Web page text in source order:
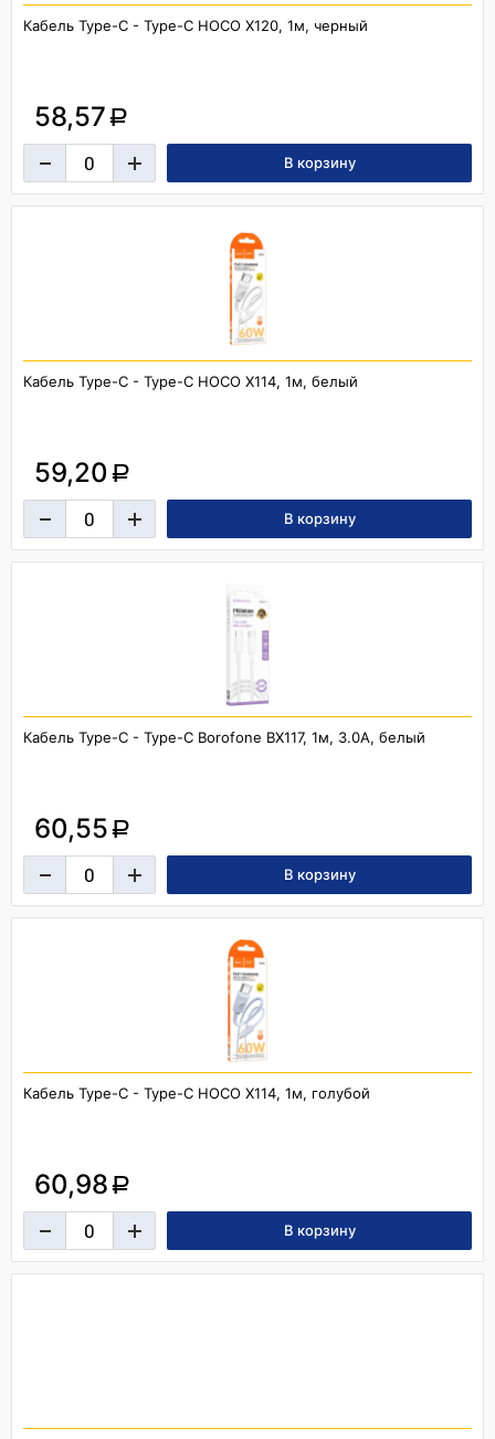
Кабель Type-C - Type-C HOCO X120, 1м, черный
58,57 a
Кабель Type-C - Type-C HOCO X114, 1м, белый
59,20 a
Кабель Type-C - Type-C Borofone BX117, 1м, 3.0A, белый
60,55 a
Кабель Type-C - Type-C HOCO X114, 1м, голубой
60,98 a